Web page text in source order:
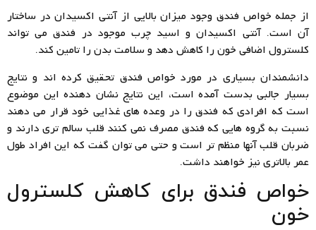
از جمله خواص فندق وجود میزان بالایی از آنتی اکسیدان در ساختار
آن است. آنتی اکسیدان و اسید چرب موجود در فندق می تواند
کلسترول اضافی خون را کاهش دهد و سلامت بدن را تامین کند.
دانشمندان بسیاری در مورد خواص فندق تحقیق کرده اند و نتایج
بسیار جالبی بدست آمده است، این نتایج نشان دهنده این موضوع
است که افرادی که فندق را در وعده های غذایی خود قرار می دهند
نسبت به گروه هایی که فندق مصرف نمی کنند قلب سالم تری دارند و
ضربان قلب آنها منظم تر است و حتی می توان گفت که این افراد طول
عمر بالاتری نیز خواهند داشت.
خواص فندق برای کاهش کلسترول
خون